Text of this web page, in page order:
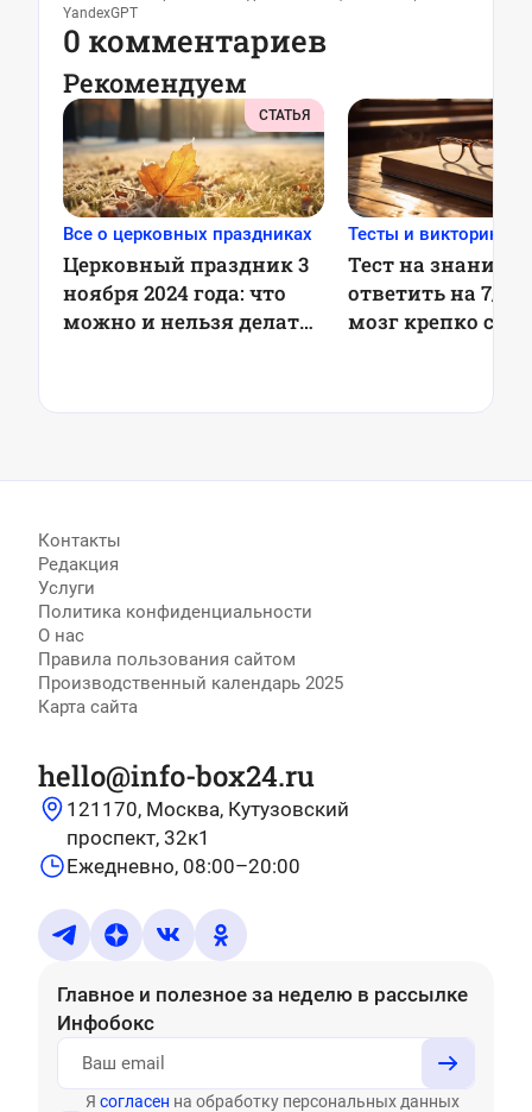
YandexGPT
0 комментариев
Рекомендуем
СТАТЬЯ
Все о церковных праздниках
Церковный праздник 3
ноября 2024 года: что
можно и нельзя делать,
Тесты и викторины
Тест на знания:
ответить на 7/7
мозг крепко
Контакты
Редакция
Услуги
Политика конфиденциальности
О нас
Правила пользования сайтом
Производственный календарь 2025
Карта сайта
hello@info-box24.ru
121170, Москва, Кутузовский
проспект, 32к1
Ежедневно, 08:00–20:00
Главное и полезное за неделю в рассылке
Инфобокс
Я согласен на обработку персональных данных